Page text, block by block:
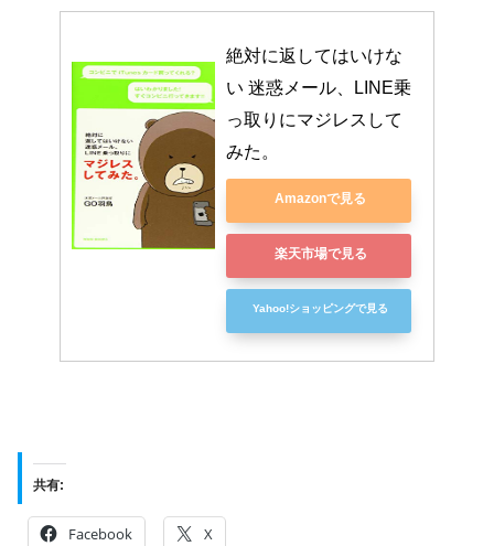
絶対に返してはいけな
い 迷惑メール、LINE乗
っ取りにマジレスして
みた。
Amazonで見る
楽天市場で見る
Yahoo!ショッピングで見る
共有:
Facebook X